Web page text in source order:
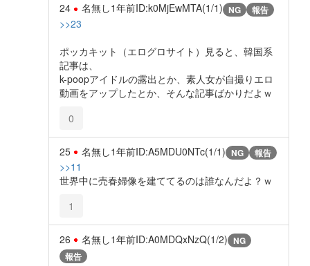
24 名無し1年前ID:k0MjEwMTA(1/1) NG 報告
>>23
ポッカキット（エログロサイト）見ると、韓国系
記事は、
k-poopアイドルの露出とか、素人女が自撮りエロ
動画をアップしたとか、そんな記事ばかりだよｗ
0
25 名無し1年前ID:A5MDU0NTc(1/1) NG 報告
>>11
世界中に売春婦像を建ててるのは誰なんだよ？ｗ
1
26 名無し1年前ID:A0MDQxNzQ(1/2) NG
報告